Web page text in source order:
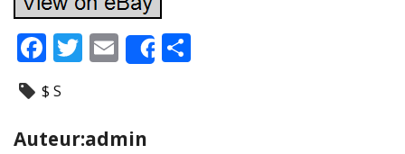
F
ac
e
b
T
er
E
m
l
Share
$ S
Auteur:admin